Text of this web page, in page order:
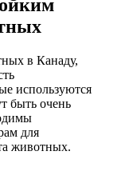
в Канаду,
используются
быть очень
для
животных.